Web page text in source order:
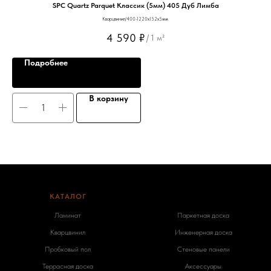
SPC Quartz Parquet Классик (5мм) 405 Дуб Лимба
Кварцвинил/400-1220х152х5мм
4 590 ₽/ 1 м²
Подробнее
В корзину
КАТАЛОГ
Ламинат
Кварцвинил
Пробковый пол
Террасная доска
Паркетная доска
Инженерная доска
Стеновые панели
Аксессуары